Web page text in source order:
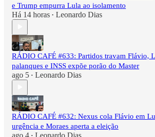
e Trump empurra Lula ao isolamento
Há 14 horas • Leonardo Dias
RÁDIO CAFÉ #633: Partidos travam Flávio,
palanques e INSS expõe porão do Master
ago 5 • Leonardo Dias
RÁDIO CAFÉ #632: Nexus cola Flávio em
urgência e Moraes aperta a eleição
ago 4 • Leonardo Dias